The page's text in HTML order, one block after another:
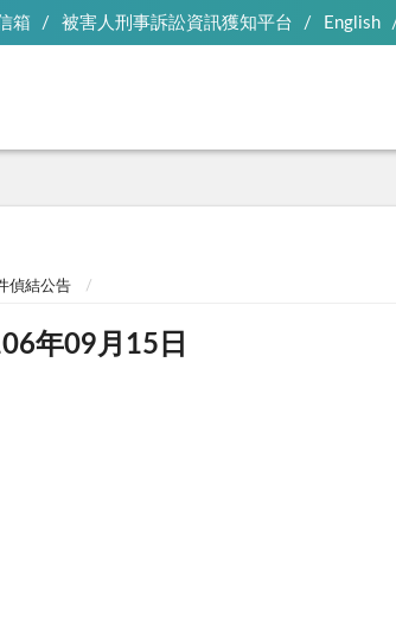
箱 被害人刑事訴訟資訊獲知平台 English
偵結公告
年09月15日